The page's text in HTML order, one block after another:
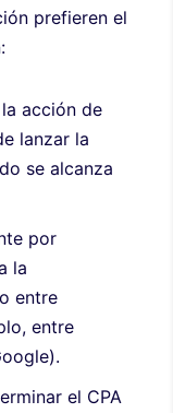
prefieren el
acción de
lanzar la
se alcanza
por
la
entre
entre
el CPA